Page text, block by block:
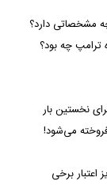
ترامپ چه بود؟
نخستین بار
می‌شود!
اعتبار برخی